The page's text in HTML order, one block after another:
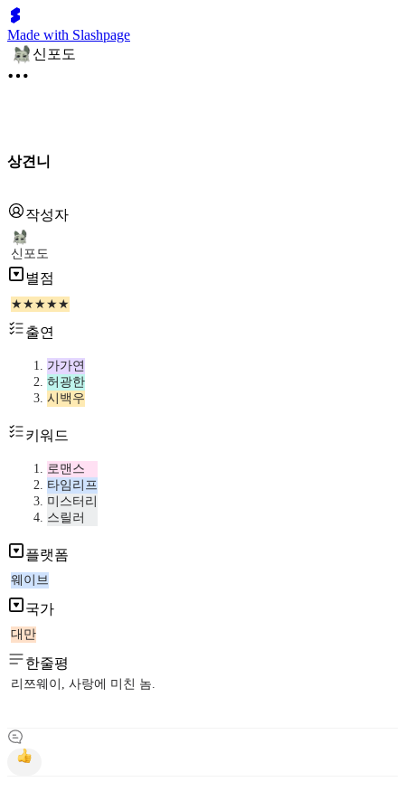
Made with Slashpage
신포도
상견니
작성자
신포도
별점
★★★★★
출연
가가연
허광한
시백우
키워드
로맨스
타임리프
미스터리
스릴러
플랫폼
웨이브
국가
대만
한줄평
리쯔웨이, 사랑에 미친 놈.